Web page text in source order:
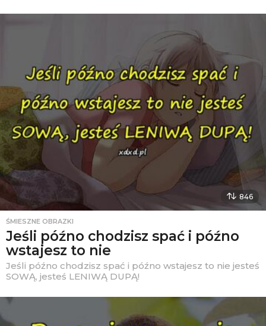
846
ŚMIESZNE OBRAZKI
Jeśli późno chodzisz spać i późno
wstajesz to nie
Jeśli późno chodzisz spać i późno wstajesz to nie jesteś
SOWĄ, jesteś LENIWĄ DUPĄ!